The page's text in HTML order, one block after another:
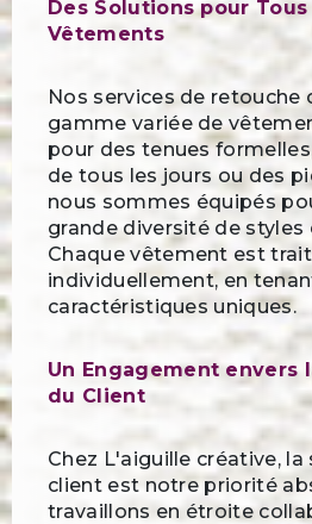
Des Solutions pour
Vêtements
Nos services de retouche
gamme variée de
pour des tenues
de tous les jours ou des
nous sommes équipés
grande diversité de
Chaque vêtement est
individuellement, en
caractéristiques uniques.
Un Engagement envers
du Client
Chez L'aiguille créative,
client est notre priorité
travaillons en étroite